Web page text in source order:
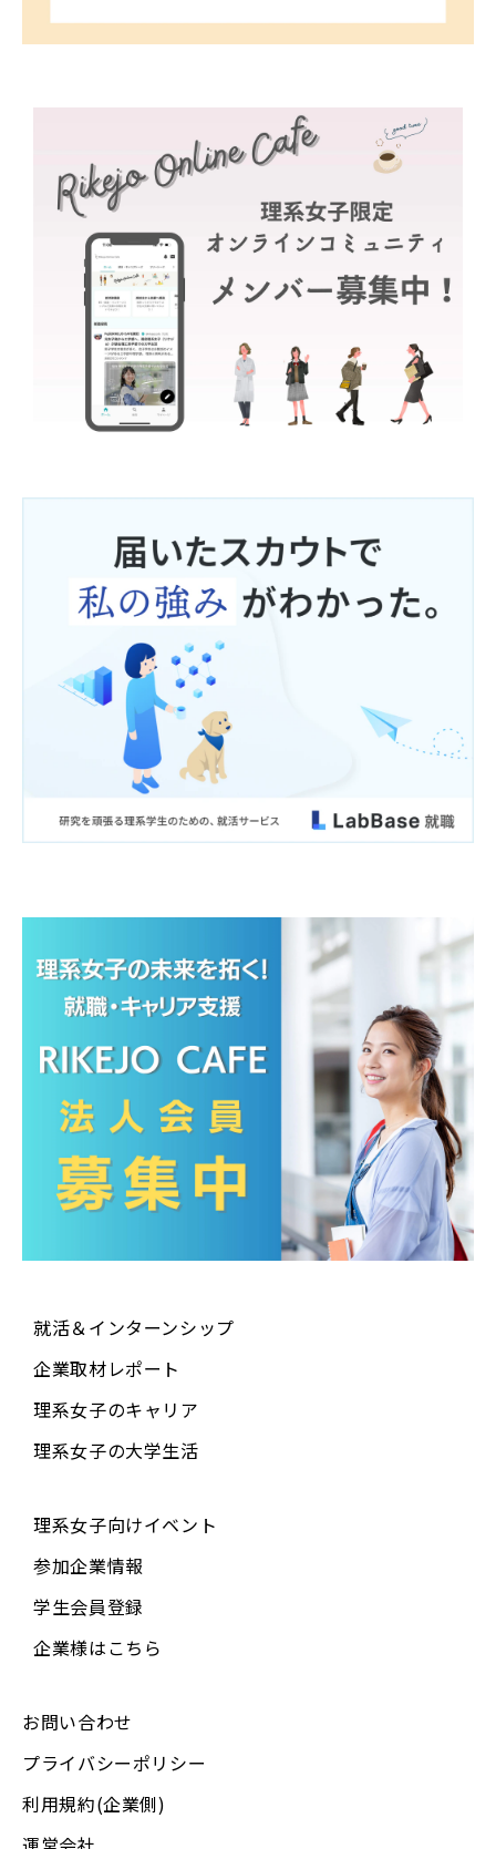
就活＆インターンシップ
企業取材レポート
理系女子のキャリア
理系女子の大学生活
理系女子向けイベント
参加企業情報
学生会員登録
企業様はこちら
お問い合わせ
プライバシーポリシー
利用規約(企業側)